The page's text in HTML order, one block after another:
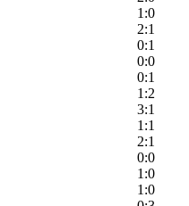
1:0
2:1
0:1
0:0
0:1
1:2
3:1
1:1
2:1
0:0
1:0
1:0